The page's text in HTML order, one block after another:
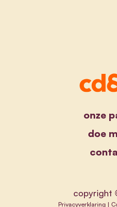
onze
doe
copyright
Privacyverklaring |